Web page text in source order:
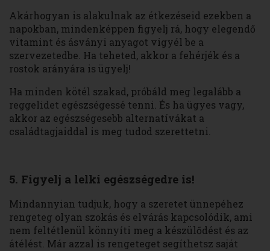
Akárhogyan is alakulnak az étkezéseid ezekben a
napokban, mindenképpen figyelj rá, hogy elegendő
vitamint és ásványi anyagot vigyél be a
szervezetedbe. Ha teheted, akkor a fehérjék és a
rostok arányára is ügyelj!
Ha minden kötél szakad, próbáld meg legalább a
reggelidet egészségessé tenni. És ha ügyes vagy,
akkor az egészségesebb alternatívákat a
családtagjaiddal is meg tudod szerettetni.
5. Figyelj a lelki egészségedre is!
Mindannyian tudjuk, hogy a szeretet ünnepéhez
rengeteg olyan szokás és elvárás kapcsolódik, ami
nem feltétlenül könnyíti meg a készülődést és az
átélést. Már azzal is rengeteget segíthetsz saját